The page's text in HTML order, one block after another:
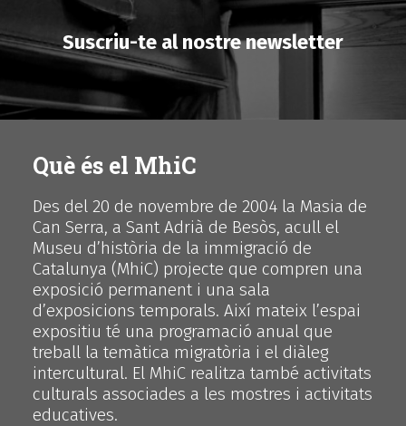
Suscriu-te al nostre newsletter
Què és el MhiC
Des del 20 de novembre de 2004 la Masia de
Can Serra, a Sant Adrià de Besòs, acull el
Museu d’història de la immigració de
Catalunya (MhiC) projecte que compren una
exposició permanent i una sala
d’exposicions temporals. Així mateix l’espai
expositiu té una programació anual que
treball la temàtica migratòria i el diàleg
intercultural. El MhiC realitza també activitats
culturals associades a les mostres i activitats
educatives.